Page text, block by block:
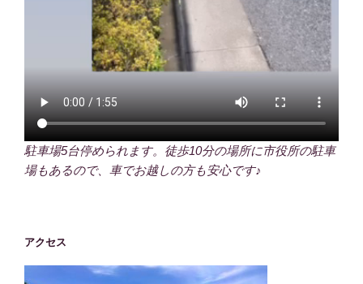
駐車場5台停められます。徒歩10分の場所に市役所の駐車
場もあるので、車でお越しの方も安心です♪
アクセス